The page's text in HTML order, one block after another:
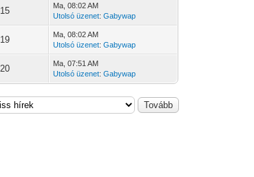
15 Ma , 08:02 AM
Utolsó üzenet:Gabywap
19 Ma , 08:02 AM
Utolsó üzenet:Gabywap
20 Ma , 07:51 AM
Utolsó üzenet:Gabywap